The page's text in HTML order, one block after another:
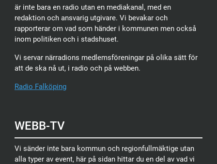
är inte bara en radio utan en mediakanal, med en
redaktion och ansvarig utgivare. Vi bevakar och
rapporterar om vad som händer i kommunen men också
inom politiken och i stadshuset.
Vi servar närradions medlemsföreningar på olika sätt för
att de ska nå ut, i radio och på webben.
Radio Falköping
WEBB-TV
Vi sänder inte bara kommun och regionfullmäktige utan
alla typer av event, här på sidan hittar du en del av vad vi